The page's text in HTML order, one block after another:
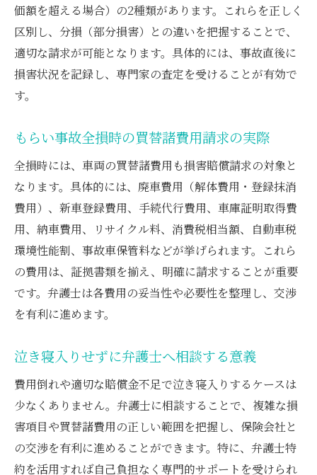
価額を超える場合）の2種類があります。これらを正しく
区別し、分損（部分損害）との違いを把握することで、
適切な請求が可能となります。具体的には、事故直後に
損害状況を記録し、専門家の査定を受けることが有効で
す。
もらい事故全損時の買替諸費用請求の実際
全損時には、車両の買替諸費用も損害賠償請求の対象と
なります。具体的には、廃車費用（解体費用・登録抹消
費用）、新車登録費用、手続代行費用、車庫証明取得費
用、納車費用、リサイクル料、消費税相当額、自動車税
環境性能割、事故車保管料などが挙げられます。これら
の費用は、証拠書類を揃え、明確に請求することが重要
です。弁護士は各費用の妥当性や必要性を整理し、交渉
を有利に進めます。
泣き寝入りせずに弁護士へ相談する意義
費用倒れや適切な賠償金不足で泣き寝入りするケースは
少なくありません。弁護士に相談することで、複雑な損
害項目や買替諸費用の正しい範囲を把握し、保険会社と
の交渉を有利に進めることができます。特に、弁護士特
約を活用すれば自己負担なく専門的サポートを受けられ